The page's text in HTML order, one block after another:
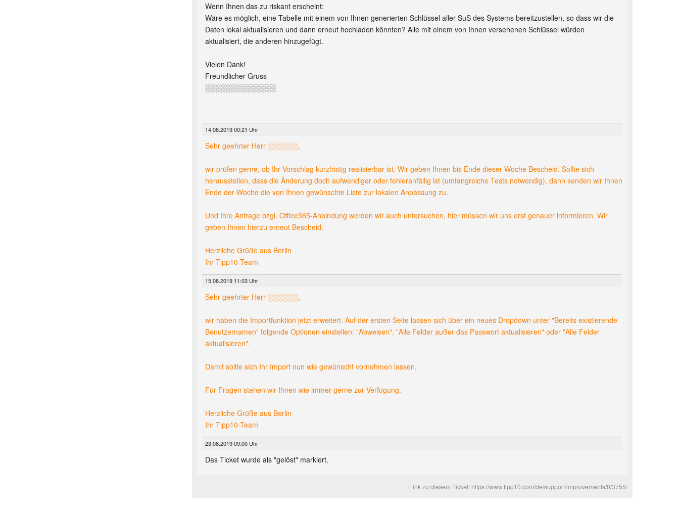
Wenn Ihnen das zu riskant erscheint:
Wäre es möglich, eine Tabelle mit einem von Ihnen generierten Schlüssel aller SuS des Systems bereitzustellen, so dass wir die
Daten lokal aktualisieren und dann erneut hochladen könnten? Alle mit einem von Ihnen versehenen Schlüssel würden
aktualisiert, die anderen hinzugefügt.
Vielen Dank!
Freundlicher Gruss
░░░░░░░░░░░░░░
14.08.2019 00:21 Uhr
Sehr geehrter Herr ░░░░░░,
wir prüfen gerne, ob Ihr Vorschlag kurzfristig realisierbar ist. Wir geben Ihnen bis Ende dieser Woche Bescheid. Sollte sich
herausstellen, dass die Änderung doch aufwendiger oder fehleranfällig ist (umfangreiche Tests notwendig), dann senden wir Ihnen
Ende der Woche die von Ihnen gewünschte Liste zur lokalen Anpassung zu.
Und Ihre Anfrage bzgl. Office365-Anbindung werden wir auch untersuchen, hier müssen wir uns erst genauer informieren. Wir
geben Ihnen hierzu erneut Bescheid.
Herzliche Grüße aus Berlin
Ihr Tipp10-Team
15.08.2019 11:03 Uhr
Sehr geehrter Herr ░░░░░░,
wir haben die Importfunktion jetzt erweitert. Auf der ersten Seite lassen sich über ein neues Dropdown unter "Bereits existierende
Benutzernamen" folgende Optionen einstellen: "Abweisen", "Alle Felder außer das Passwort aktualisieren" oder "Alle Felder
aktualisieren".
Damit sollte sich Ihr Import nun wie gewünscht vornehmen lassen.
Für Fragen stehen wir Ihnen wie immer gerne zur Verfügung.
Herzliche Grüße aus Berlin
Ihr Tipp10-Team
23.08.2019 09:00 Uhr
Das Ticket wurde als "gelöst" markiert.
Link zu diesem Ticket: https://www.tipp10.com/de/support/improvements/0/3755/